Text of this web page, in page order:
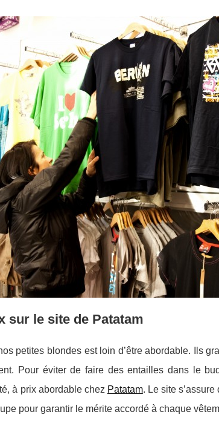
sur le site de Patatam
petites blondes est loin d’être abordable. Ils
Pour éviter de faire des entailles dans le
à prix abordable chez Patatam. Le site
pour garantir le mérite accordé à chaque